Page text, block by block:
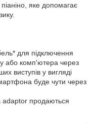
яке допомагає
для підключення
або комп'ютера через
виступів у вигляді
буде чути через
adaptor продаються